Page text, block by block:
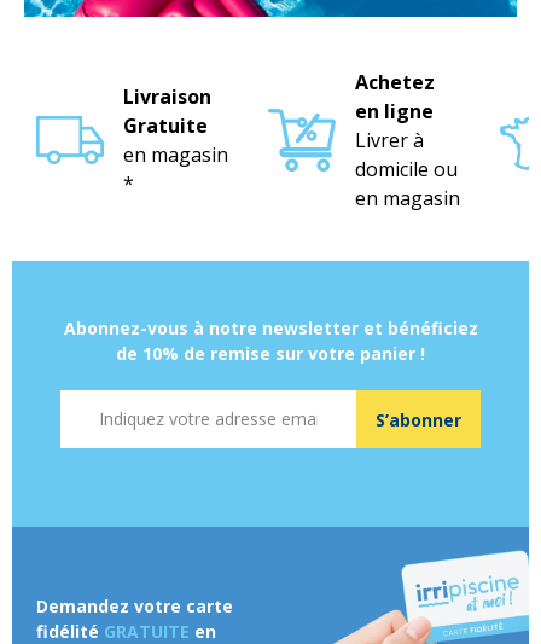
Livraison
Gratuite
en magasin
*
Achetez
en ligne
Livrer à
domicile ou
en magasin
Abonnez-vous à notre newsletter et bénéficiez
de 10% de remise sur votre panier !
S’abonner
Demandez votre carte
fidélité GRATUITE en